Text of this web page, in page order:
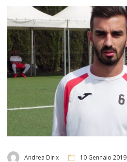
Andrea Dirix 10 Gennaio 2019